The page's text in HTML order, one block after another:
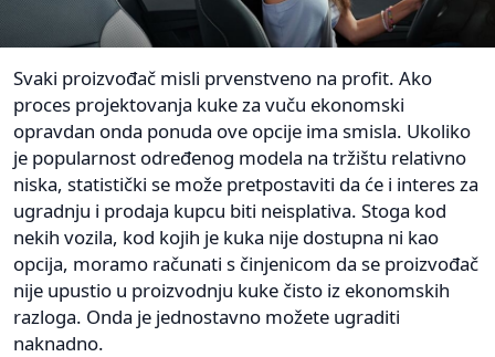
Svaki proizvođač misli prvenstveno na profit. Ako
proces projektovanja kuke za vuču ekonomski
opravdan onda ponuda ove opcije ima smisla. Ukoliko
je popularnost određenog modela na tržištu relativno
niska, statistički se može pretpostaviti da će i interes za
ugradnju i prodaja kupcu biti neisplativa. Stoga kod
nekih vozila, kod kojih je kuka nije dostupna ni kao
opcija, moramo računati s činjenicom da se proizvođač
nije upustio u proizvodnju kuke čisto iz ekonomskih
razloga. Onda je jednostavno možete ugraditi
naknadno.